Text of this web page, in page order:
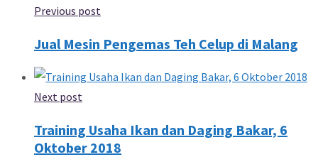
Previous post
Jual Mesin Pengemas Teh Celup di Malang
Next post
Training Usaha Ikan dan Daging Bakar, 6
Oktober 2018